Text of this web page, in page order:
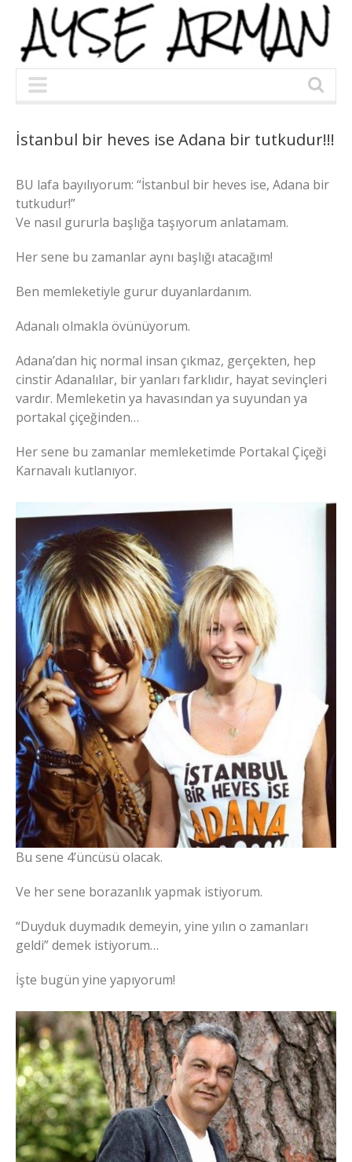
İstanbul bir heves ise Adana bir tutkudur!!!
BU lafa bayılıyorum: “İstanbul bir heves ise, Adana bir
tutkudur!”
Ve nasıl gururla başlığa taşıyorum anlatamam.
Her sene bu zamanlar aynı başlığı atacağım!
Ben memleketiyle gurur duyanlardanım.
Adanalı olmakla övünüyorum.
Adana’dan hiç normal insan çıkmaz, gerçekten, hep
cinstir Adanalılar, bir yanları farklıdır, hayat sevinçleri
vardır. Memleketin ya havasından ya suyundan ya
portakal çiçeğinden…
Her sene bu zamanlar memleketimde Portakal Çiçeği
Karnavalı kutlanıyor.
Bu sene 4’üncüsü olacak.
Ve her sene borazanlık yapmak istiyorum.
“Duyduk duymadık demeyin, yine yılın o zamanları
geldi” demek istiyorum…
İşte bugün yine yapıyorum!